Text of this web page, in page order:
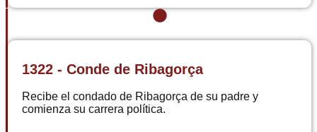
1322 - Conde de Ribagorça
Recibe el condado de Ribagorça de su padre y
comienza su carrera política.